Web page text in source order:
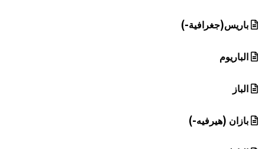
باريس(جغرافية-)
الباريوم
الباز
بازان (هيرفيه-)